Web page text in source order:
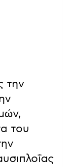
την
του